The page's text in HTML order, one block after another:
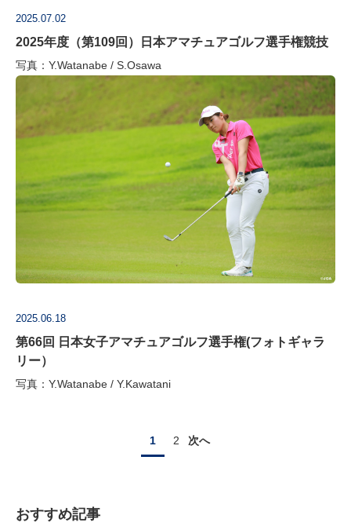
2025.07.02
2025年度（第109回）日本アマチュアゴルフ選手権競技
写真：Y.Watanabe / S.Osawa
2025.06.18
第66回 日本女子アマチュアゴルフ選手権(フォトギャラ
リー）
写真：Y.Watanabe / Y.Kawatani
1 2 次へ
おすすめ記事